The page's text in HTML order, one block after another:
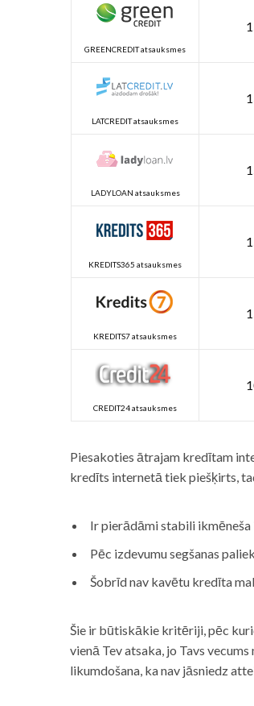
GREENCREDIT atsauksmes
LATCREDIT atsauksmes
LADYLOAN atsauksmes
KREDITS365 atsauksmes
KREDITS7 atsauksmes
CREDIT24 atsauksmes
Piesakoties ātrajam kredītam
kredīts internetā tiek piešķirts,
Ir pierādāmi stabili ikmēneša
Pēc izdevumu segšanas
Šobrīd nav kavētu kredīta
Šie ir būtiskākie kritēriji, pēc
vienā Tev atsaka, jo Tavs
likumdošana, ka nav jāsniedz